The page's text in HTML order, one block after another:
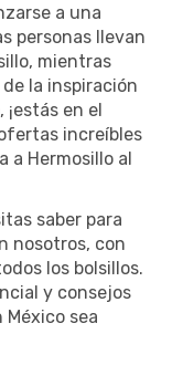
a una
personas llevan
mientras
la inspiración
en el
increíbles
a Hermosillo al
saber para
nosotros, con
los bolsillos.
y consejos
sea